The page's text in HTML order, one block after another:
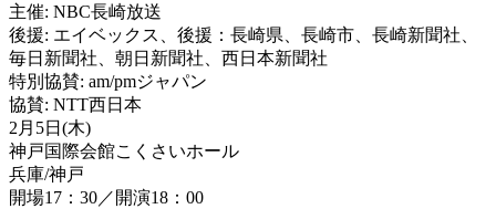
主催: NBC長崎放送
後援: エイベックス、後援：長崎県、長崎市、長崎新聞社、
毎日新聞社、朝日新聞社、西日本新聞社
特別協賛: am/pmジャパン
協賛: NTT西日本
2月5日(木)
神戸国際会館こくさいホール
兵庫/神戸
開場17：30／開演18：00